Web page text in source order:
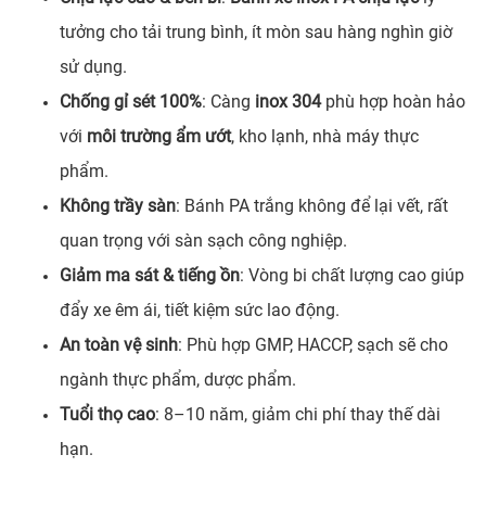
tưởng cho tải trung bình, ít mòn sau hàng nghìn giờ
sử dụng.
Chống gỉ sét 100%: Càng inox 304phù hợp hoàn hảo
với môi trường ẩm ướt, kho lạnh, nhà máy thực
phẩm.
Không trầy sàn: Bánh PA trắng không để lại vết, rất
quan trọng với sàn sạch công nghiệp.
Giảm ma sát & tiếng ồn: Vòng bi chất lượng cao giúp
đẩy xe êm ái, tiết kiệm sức lao động.
An toàn vệ sinh: Phù hợp GMP, HACCP, sạch sẽ cho
ngành thực phẩm, dược phẩm.
Tuổi thọ cao: 8–10 năm, giảm chi phí thay thế dài
hạn.